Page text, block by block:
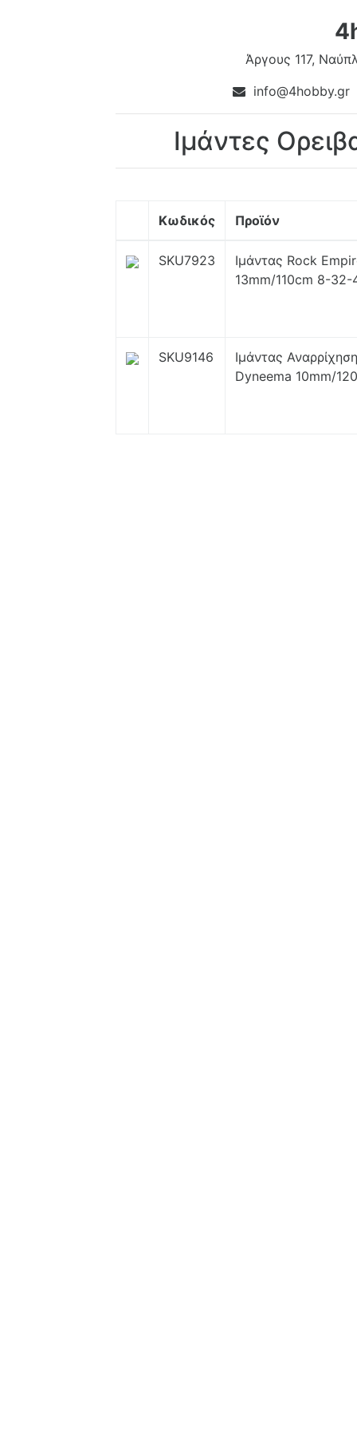
Άργους 117,
info@4hobby.gr
Ιμάντες
Κωδικός Προϊόν
SKU7923
Ιμάντας Rock
13mm/110cm 8-32-
SKU9146
Ιμάντας
Dyneema 10mm/